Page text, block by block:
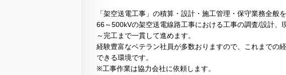
「架空送電工事」の積算・設計・施工管理・保守業務全般
66～500kVの架空送電線路工事における工事の調査/設計、
～完工まで一貫して進めます。
経験豊富なベテラン社員が多数おりますので、これまでの
できる環境です。
※工事作業は協力会社に依頼します。